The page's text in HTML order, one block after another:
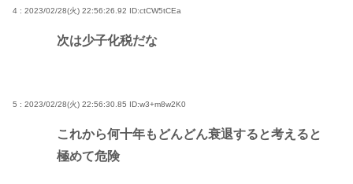
4 : 2023/02/28(火) 22:56:26.92 ID:ctCW5tCEa
次は少子化税だな
5 : 2023/02/28(火) 22:56:30.85 ID:w3+m8w2K0
これから何十年もどんどん衰退すると考えると
極めて危険